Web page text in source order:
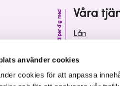
använder cookies
cookies för att anpassa
Våra
Vi hjälper dig med
Lån